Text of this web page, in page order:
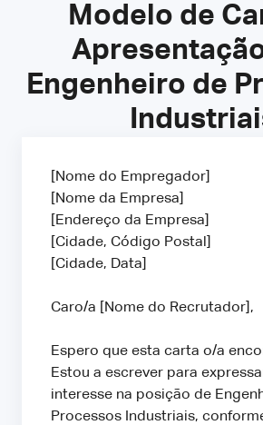
Modelo de
Engenheiro de
[Nome do Empregador]
[Nome da Empresa]
[Endereço da Empresa]
[Cidade, Código Postal]
[Cidade, Data]
Caro/a [Nome do Recrutador],
Espero que esta carta o/a
Estou a escrever para
interesse na posição de
Processos Industriais,